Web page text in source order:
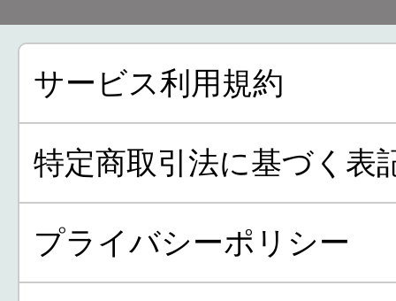
サービス利用規約
特定商取引法に基づく表
プライバシーポリシー